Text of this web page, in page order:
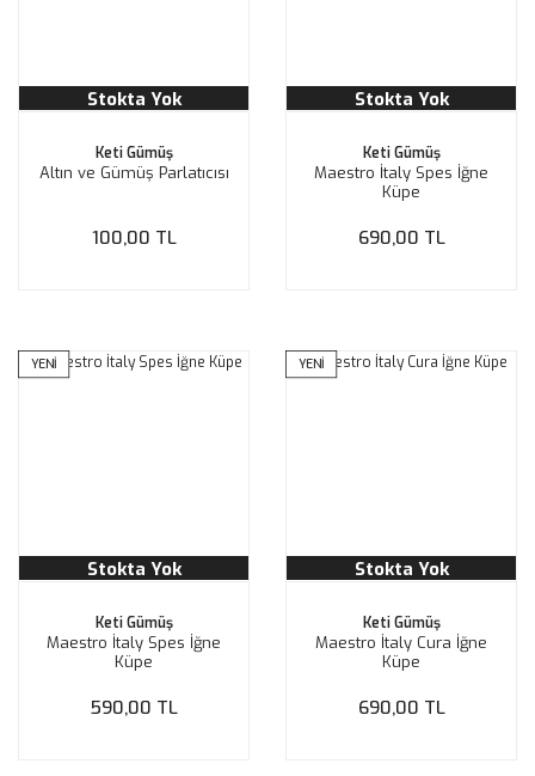
Stokta Yok
Keti Gümüş
Altın ve Gümüş Parlatıcısı
100,00 TL
Stokta Yok
Keti Gümüş
Maestro İtaly Spes İğne
Küpe
690,00 TL
YENİ
Stokta Yok
Keti Gümüş
Maestro İtaly Spes İğne
Küpe
590,00 TL
YENİ
Stokta Yok
Keti Gümüş
Maestro İtaly Cura İğne
Küpe
690,00 TL